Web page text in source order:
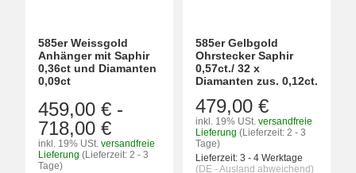
585er Weissgold
Anhänger mit Saphir
0,36ct und Diamanten
0,09ct
459,00 € -
718,00 €
inkl. 19% USt. versandfreie
Lieferung (Lieferzeit: 2 - 3
Tage)
585er Gelbgold
Ohrstecker Saphir
0,57ct./ 32 x
Diamanten zus. 0,12ct.
479,00 €
inkl. 19% USt. versandfreie
Lieferung (Lieferzeit: 2 - 3
Tage)
Lieferzeit: 3 - 4 Werktage
(DE - Ausland abweichend)